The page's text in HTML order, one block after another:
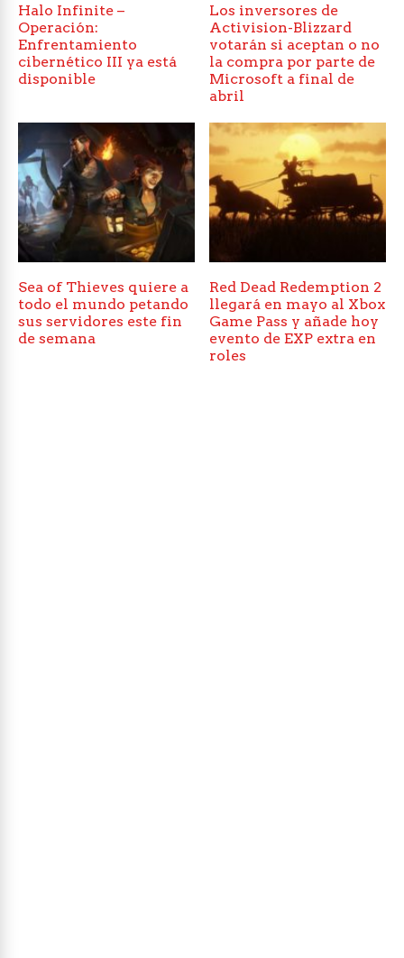
Halo Infinite –
Operación:
Enfrentamiento
cibernético III ya está
disponible
Los inversores de
Activision-Blizzard
votarán si aceptan o no
la compra por parte de
Microsoft a final de
abril
Sea of Thieves quiere a
todo el mundo petando
sus servidores este fin
de semana
Red Dead Redemption 2
llegará en mayo al Xbox
Game Pass y añade hoy
evento de EXP extra en
roles